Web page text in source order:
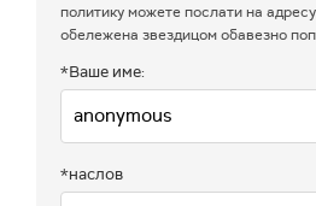
политику можете послати на
обележена звездицом обавезно
*Ваше име:
*наслов